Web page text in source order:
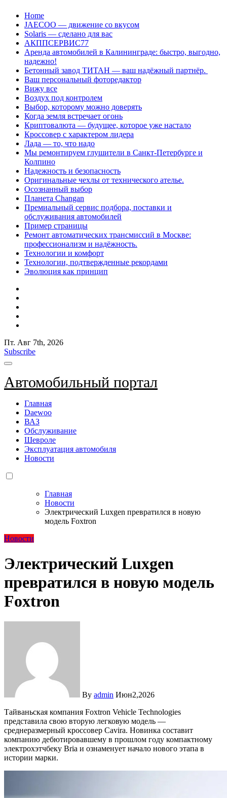
Перейти
содержанию
Home
JAECOO — движение со вкусом
Solaris — сделано для вас
АКППСЕРВИС77
Аренда автомобилей в Калининграде: быстро, выгодно,
надежно!
Бетонный завод ТИТАН — ваш надёжный партнёр.
Ваш персональный фоторедактор
Вижу все
Воздух под контролем
Выбор, которому можно доверять
Когда земля встречает огонь
Криптовалюта — будущее, которое уже настало
Кроссовер с характером лидера
Лада — то, что надо
Мы ремонтируем глушители в Санкт-Петербурге и
Колпино
Надежность и безопасность
Оригинальные чехлы от технического ателье.
Осознанный выбор
Планета Changan
Премиальный сервис подбора, поставки и
обслуживания автомобилей
Пример страницы
Ремонт автоматических трансмиссий в Москве:
профессионализм и надёжность.
Технологии и комфорт
Технологии, подтвержденные рекордами
Эволюция как принцип
Пт. Авг 7th, 2026
Subscribe
Автомобильный портал
Главная
Daewoo
ВАЗ
Обслуживание
Шевроле
Эксплуатация автомобиля
Новости
Главная
Новости
Электрический Luxgen превратился в новую
модель Foxtron
Новости
Электрический Luxgen
превратился в новую модель
Foxtron
By admin Июн2,2026
Тайваньская компания Foxtron Vehicle Technologies
представила свою вторую легковую модель —
среднеразмерный кроссовер Cavira. Новинка составит
компанию дебютировавшему в прошлом году компактному
электрохэтчбеку Bria и ознаменует начало нового этапа в
истории марки.